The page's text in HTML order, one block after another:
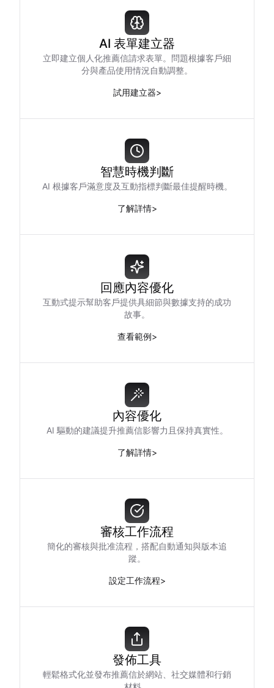
AI 表單建立器
立即建立個人化推薦信請求表單。問題根據客戶細
分與產品使用情況自動調整。
試用建立器>
智慧時機判斷
AI 根據客戶滿意度及互動指標判斷最佳提醒時機。
了解詳情>
回應內容優化
互動式提示幫助客戶提供具細節與數據支持的成功
故事。
查看範例>
內容優化
AI 驅動的建議提升推薦信影響力且保持真實性。
了解詳情>
審核工作流程
簡化的審核與批准流程，搭配自動通知與版本追
蹤。
設定工作流程>
發佈工具
輕鬆格式化並發布推薦信於網站、社交媒體和行銷